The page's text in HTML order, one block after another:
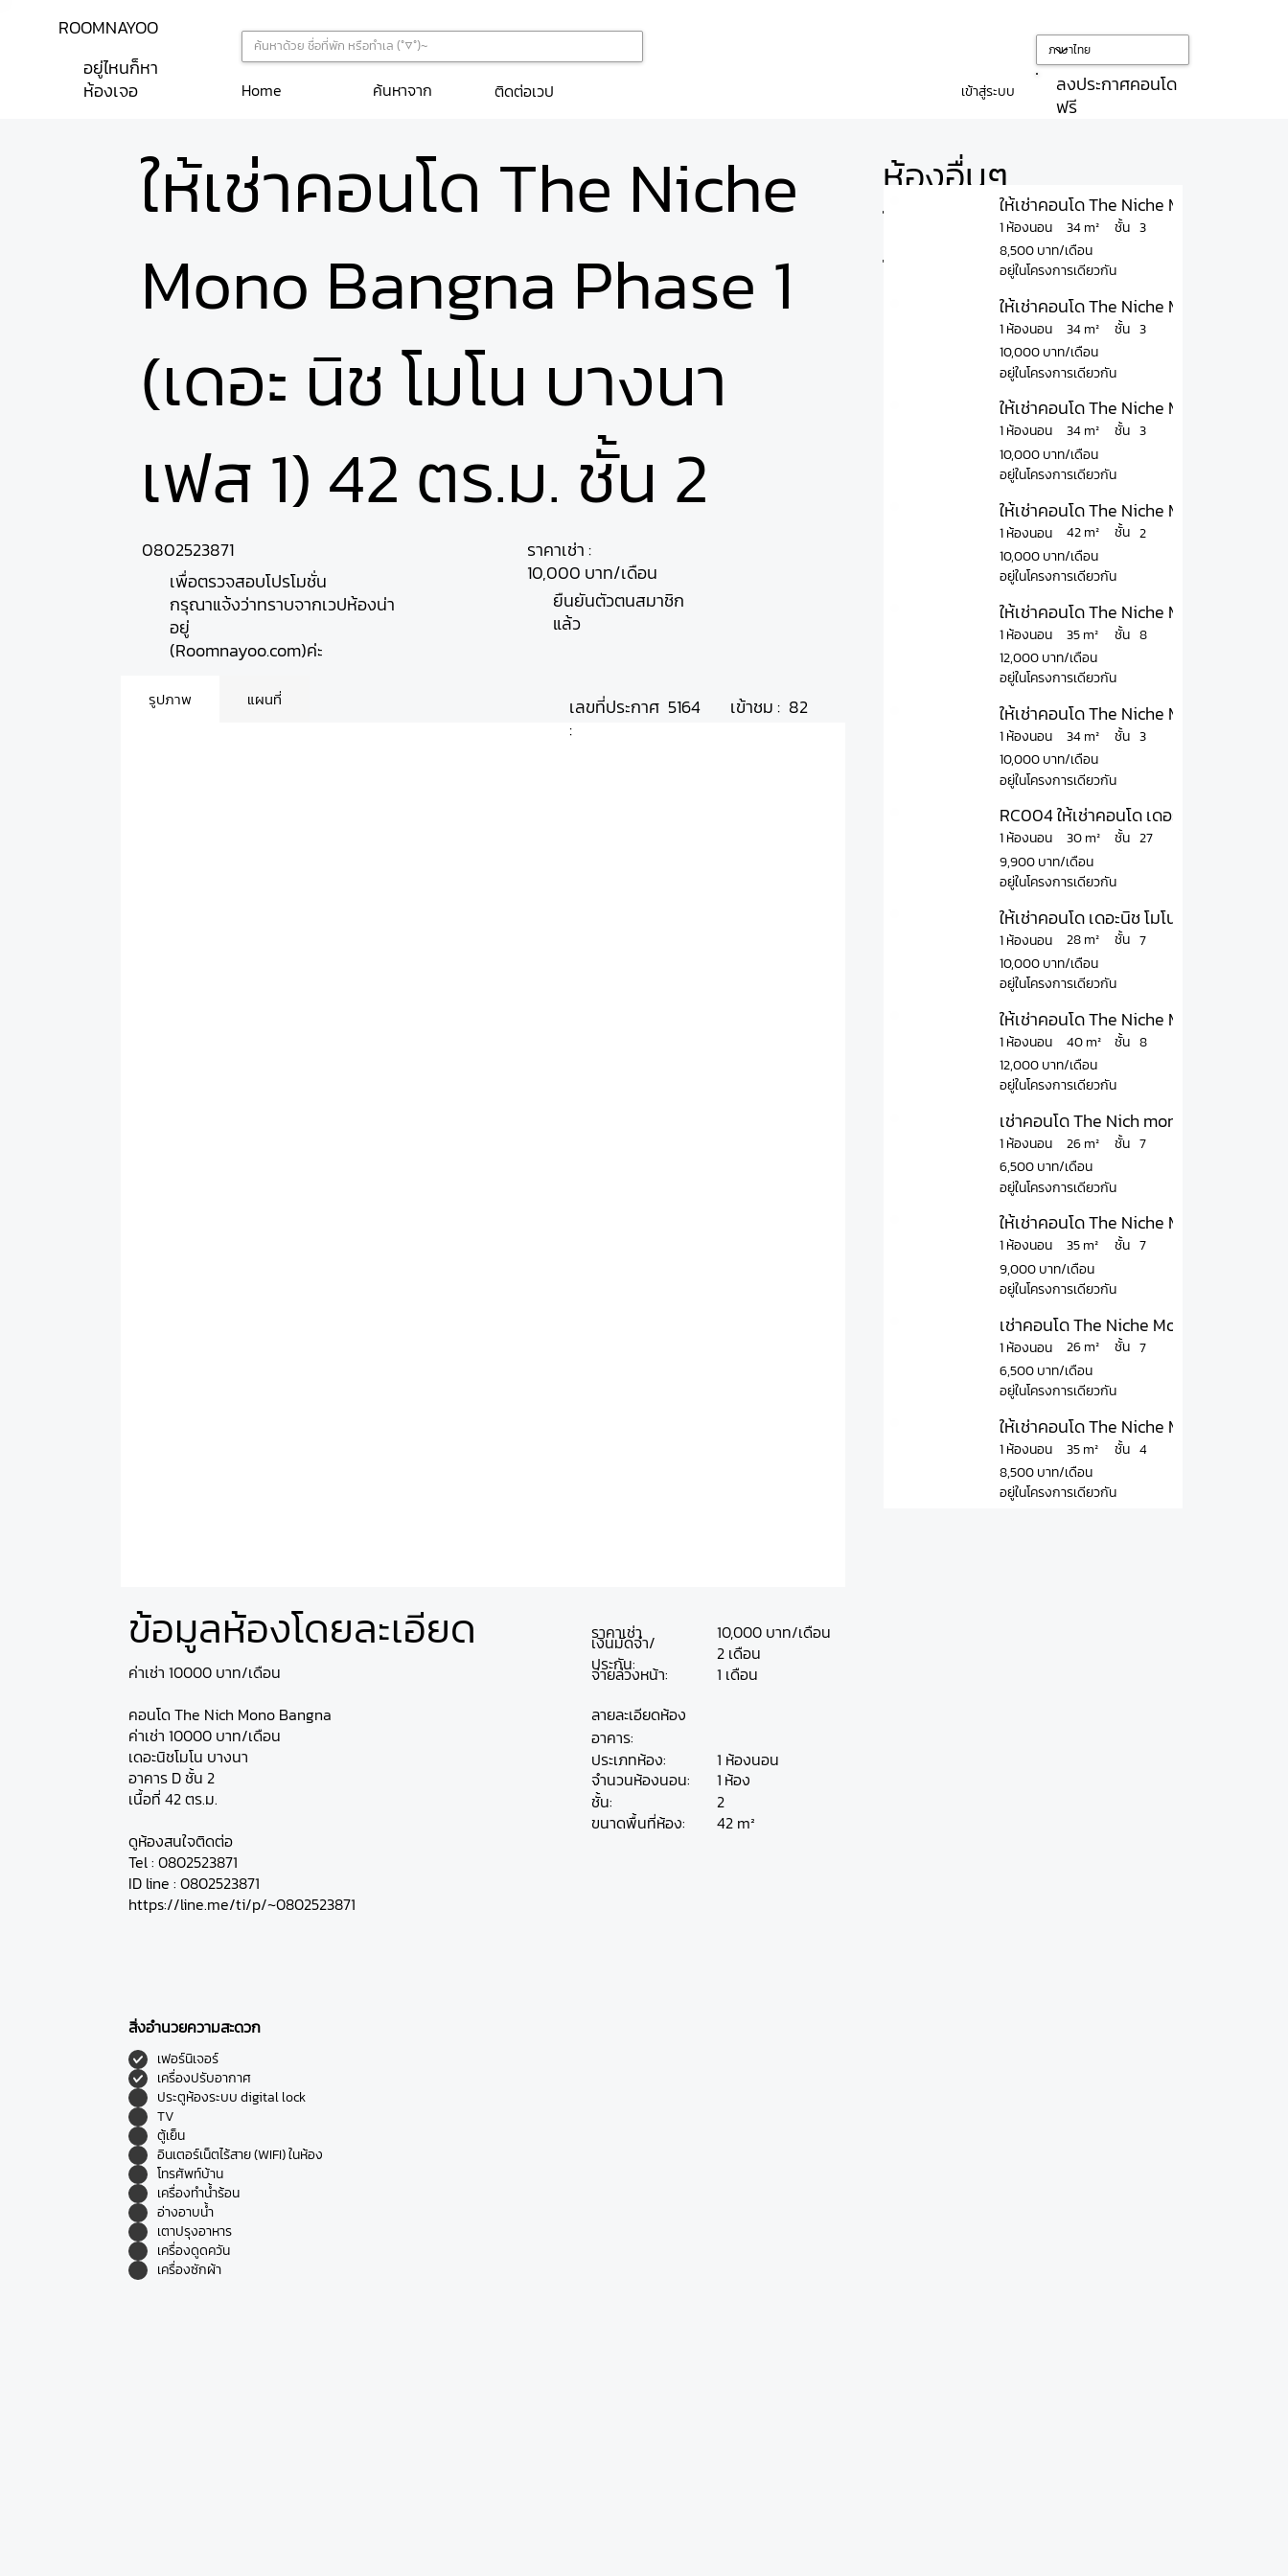
ติดต่อเวป
Home ค้นหาจาก เข้าสู่ระบบ
ลงประกาศคอนโด
ฟรี
ROOMNAYOO
อยู่ไหนก็หา
ห้องเจอ
ให้เช่าคอนโด The Niche
Mono Bangna Phase 1
(เดอะ นิช โมโน บางนา
เฟส 1) 42 ตร.ม. ชั้น 2
0802523871
เพื่อตรวจสอบโปรโมชั่น
กรุณาแจ้งว่าทราบจากเวปห้องน่า
อยู่
(Roomnayoo.com)ค่ะ
ราคาเช่า :
10,000 บาท/เดือน
ยืนยันตัวตนสมาชิก
แล้ว
รูปภาพ แผนที่
เลขที่ประกาศ
:
5164 เข้าชม : 82
ข้อมูลห้องโดยละเอียด
ค่าเช่า 10000 บาท/เดือน
คอนโด The Nich Mono Bangna
ค่าเช่า 10000 บาท/เดือน
เดอะนิชโมโน บางนา
อาคาร D ชั้น 2
เนื้อที่ 42 ตร.ม.
ดูห้องสนใจติดต่อ
Tel : 0802523871
ID line : 0802523871
https://line.me/ti/p/~0802523871
ลายละเอียดห้อง
อาคาร:
ประเภทห้อง:
จำนวนห้องนอน:
ชั้น:
ขนาดพื้นที่ห้อง:
1 ห้องนอน
1
2
42 m²
ห้อง
ราคาเช่า
เงินมัดจำ/
ประกัน:
จ่ายล่วงหน้า:
10,000 บาท/เดือน
2 เดือน
1 เดือน
สิ่งอำนวยความสะดวก
เฟอร์นิเจอร์
เครื่องปรับอากาศ
ประตูห้องระบบ digital lock
TV
ตู้เย็น
อินเตอร์เน็ตไร้สาย (WIFI) ในห้อง
โทรศัพท์บ้าน
เครื่องทำน้ำร้อน
อ่างอาบน้ำ
เตาปรุงอาหาร
เครื่องดูดควัน
เครื่องซักผ้า
ห้องอื่นๆ
ใน
โครงการ
ให้เช่าคอนโด The Niche Mono Bangna
1 ห้องนอน
8,500 บาท/เดือน
ชั้น
34 m² 3
อยู่ในโครงการเดียวกัน
ให้เช่าคอนโด The Niche Mono Bangna
1 ห้องนอน
10,000 บาท/เดือน
ชั้น
34 m² 3
อยู่ในโครงการเดียวกัน
ให้เช่าคอนโด The Niche Mono Bangna
1 ห้องนอน
10,000 บาท/เดือน
ชั้น
34 m² 3
อยู่ในโครงการเดียวกัน
ให้เช่าคอนโด The Niche Mono Bangna
1 ห้องนอน
10,000 บาท/เดือน
ชั้น
42 m² 2
อยู่ในโครงการเดียวกัน
ให้เช่าคอนโด The Niche Mono Bangna
1 ห้องนอน
12,000 บาท/เดือน
ชั้น
35 m² 8
อยู่ในโครงการเดียวกัน
ให้เช่าคอนโด The Niche Mono Bangna
1 ห้องนอน
10,000 บาท/เดือน
ชั้น
34 m² 3
อยู่ในโครงการเดียวกัน
RC004 ให้เช่าคอนโด เดอะนิช โมโน รัชวิ
1 ห้องนอน
9,900 บาท/เดือน
ชั้น
30 m² 27
อยู่ในโครงการเดียวกัน
ให้เช่าคอนโด เดอะนิช โมโน สุขุมวิท 50
1 ห้องนอน
10,000 บาท/เดือน
ชั้น
28 m² 7
อยู่ในโครงการเดียวกัน
ให้เช่าคอนโด The Niche Mono Bangna
1 ห้องนอน
12,000 บาท/เดือน
ชั้น
40 m² 8
อยู่ในโครงการเดียวกัน
เช่าคอนโด The Nich mono Bangna ใก
1 ห้องนอน
6,500 บาท/เดือน
ชั้น
26 m² 7
อยู่ในโครงการเดียวกัน
ให้เช่าคอนโด The Niche Mono Bangna
1 ห้องนอน
9,000 บาท/เดือน
ชั้น
35 m² 7
อยู่ในโครงการเดียวกัน
เช่าคอนโด The Niche Mono Bangna ใ
1 ห้องนอน
6,500 บาท/เดือน
ชั้น
26 m² 7
อยู่ในโครงการเดียวกัน
ให้เช่าคอนโด The Niche Mono Bangna
1 ห้องนอน
8,500 บาท/เดือน
ชั้น
35 m² 4
อยู่ในโครงการเดียวกัน